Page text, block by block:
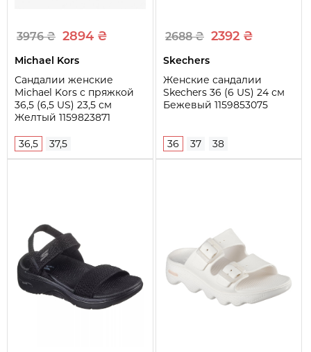
Высота танкетки (см)
3976 ₴ 2894 ₴
Michael Kors
Сандалии женские
Michael Kors с пряжкой
36,5 (6,5 US) 23,5 см
Желтый 1159823871
36,5 37,5
2688 ₴ 2392 ₴
Skechers
Женские сандалии
Skechers 36 (6 US) 24 см
Бежевый 1159853075
36 37 38